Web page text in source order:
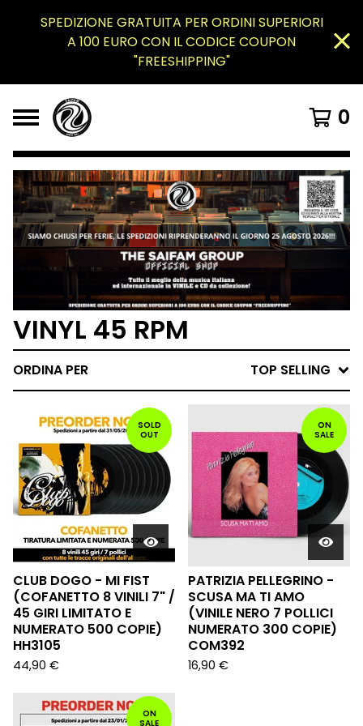
SPEDIZIONE GRATUITA PER ORDINI SUPERIORI
A 100 EURO CON IL CODICE COUPON
"FREESHIPPING"
0
VINYL 45 RPM
ORDINA PER TOP SELLING
SOLD
OUT
CLUB DOGO - MI FIST
(COFANETTO 8 VINILI 7" /
45 GIRI LIMITATO E
NUMERATO 500 COPIE)
HH3105
44,90 €
ON
SALE
PATRIZIA PELLEGRINO -
SCUSA MA TI AMO
(VINILE NERO 7 POLLICI
NUMERATO 300 COPIE)
COM392
16,90 €
ON
SALE